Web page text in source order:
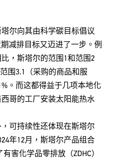
尔向其由科学碳目标倡议
期减排目标又迈进了一步。例
，斯塔尔的范围1和范围2
围3.1（采购的商品和服
。而这都得益于几项本地化
哥的工厂安装太阳能热水
可持续性还体现在斯塔尔
年12月，斯塔尔产品组合
害化学品零排放（ZDHC）